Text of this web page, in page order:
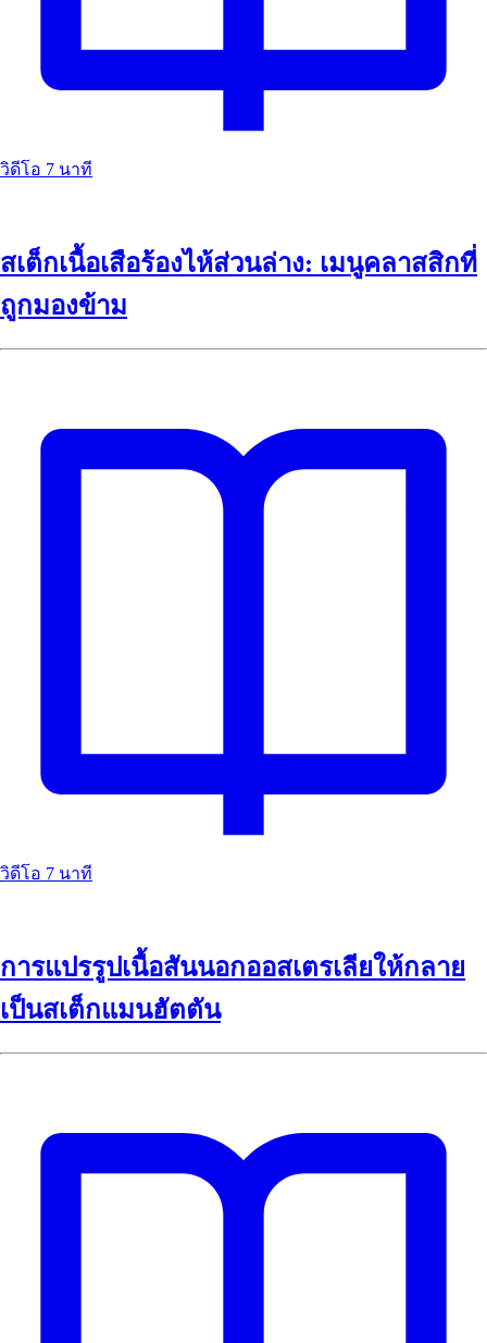
วิดีโอ 7 นาที
สเต็กเนื้อเสือร้องไห้ส่วนล่าง: เมนูคลาสสิกที่
ถูกมองข้าม
วิดีโอ 7 นาที
การแปรรูปเนื้อสันนอกออสเตรเลียให้กลาย
เป็นสเต็กแมนฮัตตัน